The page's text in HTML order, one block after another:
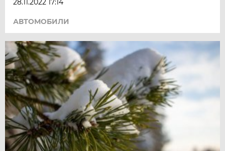
28.11.2022 17:14
АВТОМОБИЛИ